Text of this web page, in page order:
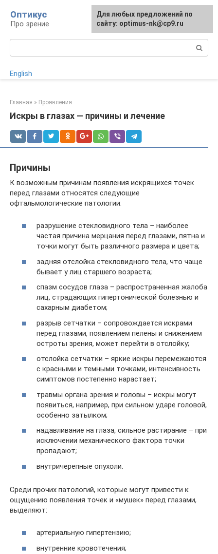
контенту
Оптикус
Про зрение
English
Главная » Проявления
Искры в глазах — причины и лечение
Причины
К возможным причинам появления искрящихся точек
перед глазами относятся следующие
офтальмологические патологии:
разрушение стекловидного тела – наиболее
частая причина мерцания перед глазами, пятна и
точки могут быть различного размера и цвета;
задняя отслойка стекловидного тела, что чаще
бывает у лиц старшего возраста;
спазм сосудов глаза – распространенная жалоба
лиц, страдающих гипертонической болезнью и
сахарным диабетом;
разрыв сетчатки – сопровождается искрами
перед глазами, появлением пелены и снижением
остроты зрения, может перейти в отслойку;
отслойка сетчатки – яркие искры перемежаются
с красными и темными точками, интенсивность
симптомов постепенно нарастает;
травмы органа зрения и головы – искры могут
появиться, например, при сильном ударе головой,
особенно затылком;
надавливание на глаза, сильное растирание – при
исключении механического фактора точки
пропадают;
внутричерепные опухоли.
Среди прочих патологий, которые могут привести к
ощущению появления точек и «мушек» перед глазами,
выделяют:
артериальную гипертензию;
внутренние кровотечения;
Для любых предложений по
сайту: optimus-nk@cp9.ru